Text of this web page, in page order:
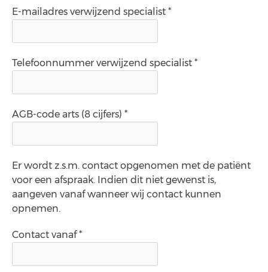
E-mailadres verwijzend specialist *
Telefoonnummer verwijzend specialist *
AGB-code arts (8 cijfers) *
Er wordt z.s.m. contact opgenomen met de patiënt
voor een afspraak. Indien dit niet gewenst is,
aangeven vanaf wanneer wij contact kunnen
opnemen.
Contact vanaf *